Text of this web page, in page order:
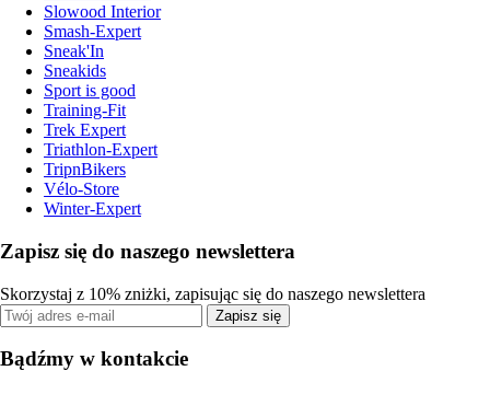
Slowood Interior
Smash-Expert
Sneak'In
Sneakids
Sport is good
Training-Fit
Trek Expert
Triathlon-Expert
TripnBikers
Vélo-Store
Winter-Expert
Zapisz się do naszego newslettera
Skorzystaj z 10% zniżki, zapisując się do naszego newslettera
Zapisz się
Bądźmy w kontakcie